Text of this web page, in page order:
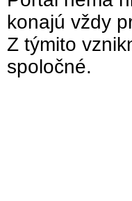
konajú vždy
Z týmito
spoločné.